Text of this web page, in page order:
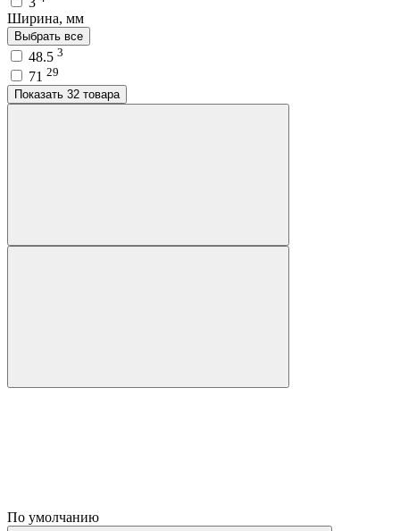
Ширина, мм
Выбрать все
48.5 3
71 29
Показать 32 товара
По умолчанию